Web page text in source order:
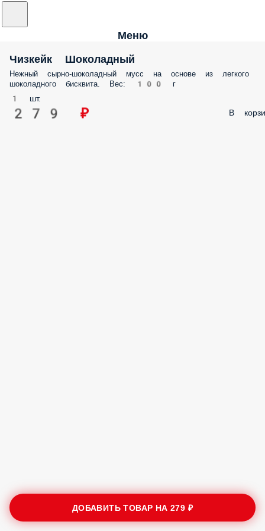
Меню
Чизкейк Шоколадный
Нежный сырно-шоколадный мусс на основе из легкого
бисквита. Вес: 100 г
1 шт.
279 ₽ В
ДОБАВИТЬ ТОВАР НА279 ₽